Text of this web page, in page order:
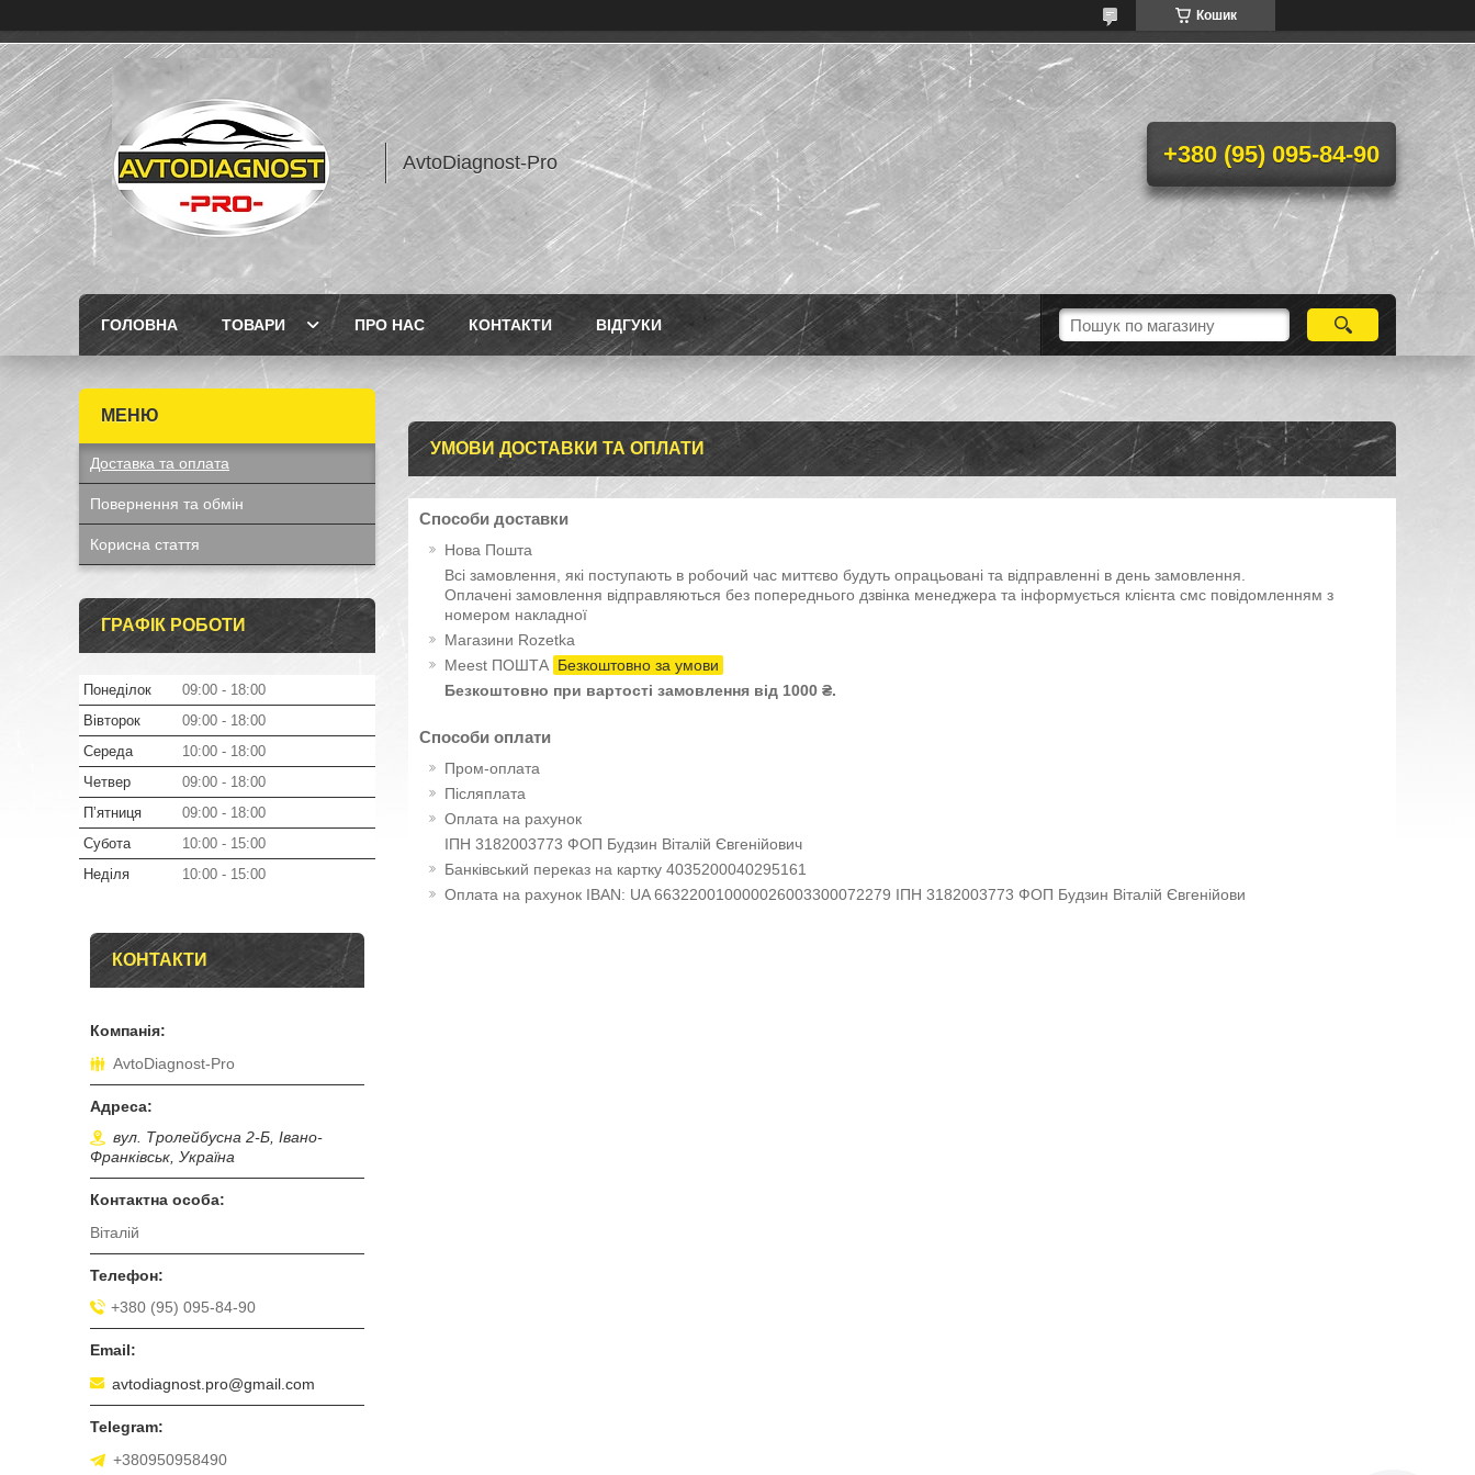
Кошик
AvtoDiagnost-Pro +380 (95) 095-84-90
ГОЛОВНА ТОВАРИ ПРО НАС КОНТАКТИ ВІДГУКИ
УМОВИ ДОСТАВКИ ТА ОПЛАТИ
Способи доставки
Нова Пошта
Всі замовлення, які поступають в робочий час миттєво будуть опрацьовані та відправленні в день замовлення.
Оплачені замовлення відправляються без попереднього дзвінка менеджера та інформується клієнта смс повідомленням з
номером накладної
Магазини Rozetka
Meest ПОШТА Безкоштовно за умови
Безкоштовно при вартості замовлення від 1000 ₴.
Способи оплати
Пром-оплата
Післяплата
Оплата на рахунок
ІПН 3182003773 ФОП Будзин Віталій Євгенійович
Банківський переказ на картку 4035200040295161
Оплата на рахунок IBAN: UA 663220010000026003300072279 ІПН 3182003773 ФОП Будзин Віталій Євгенійови
Доставка та оплата
Повернення та обмін
Корисна стаття
ГРАФІК РОБОТИ
Понеділок 09:00
18:00
Вівторок
09:00
18:00
Середа
10:00
18:00
Четвер
09:00
18:00
Пʼятниця
09:00
18:00
Субота
10:00
15:00
Неділя
10:00 15:00
КОНТАКТИ
AvtoDiagnost-Pro
вул. Тролейбусна 2-Б, Івано-
Франківськ, Україна
Віталій
+380 (95) 095-84-90
avtodiagnost.pro@gmail.com
+380950958490